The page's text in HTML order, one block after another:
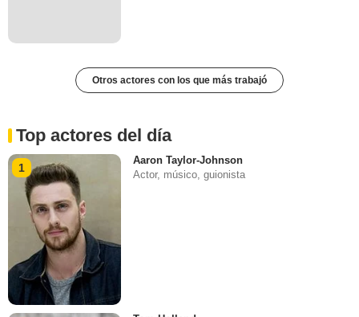
Otros actores con los que más trabajó
Top actores del día
1
Aaron Taylor-Johnson
Actor, músico, guionista